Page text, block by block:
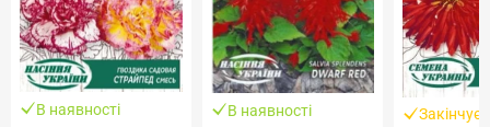
В наявності
В наявності